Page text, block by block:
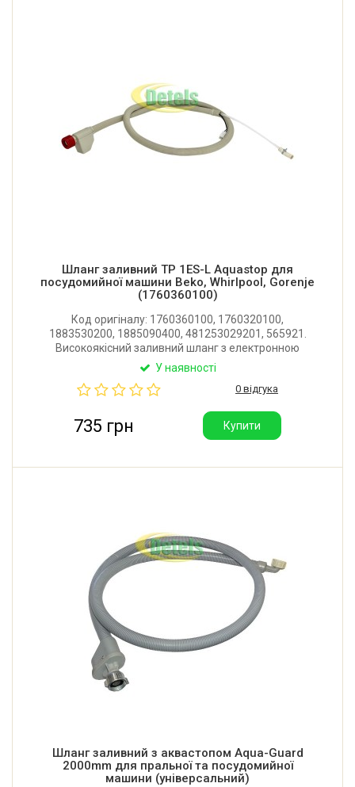
Шланг заливний TP 1ES-L Aquastop для
посудомийної машини Beko, Whirlpool, Gorenje
(1760360100)
Код оригіналу: 1760360100, 1760320100,
1883530200, 1885090400, 481253029201, 565921.
Високоякісний заливний шланг з електронною
системою Aquastop для посудомийної машини Beko,
Виробник: TP Reflex (Італія).
У наявності
0 відгука
735 грн Купити
Шланг заливний з аквастопом Aqua-Guard
2000mm для пральної та посудомийної
машини (універсальний)